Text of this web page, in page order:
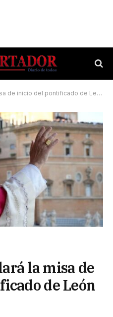
inicio del pontificado de León XIV
la misa de
de León